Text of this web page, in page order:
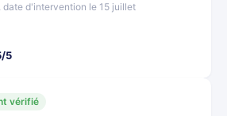
date d'intervention le 15 juillet
5
vérifié